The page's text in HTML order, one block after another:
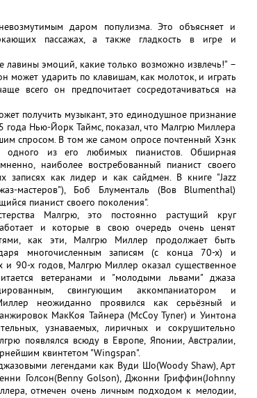
даром популизма. Это объясняет и
пассажах, а также гладкость в игре и
эмоций, какие только возможно извлечь!” –
может ударить по клавишам, как молоток, и играть
всего он предпочитает сосредотачиваться на
получить музыкант, это единодушное признание
года Нью-Йорк Таймс, показал, что Малгрю Миллера
спросом. В том же самом опросе почтенный Хэнк
одного из его любимых пианистов. Обширная
наиболее востребованный пианист своего
записях как лидер и как сайдмен. В книге "Jazz
мастеров"), Боб Блументаль (Вов Blumenthal)
пианист своего поколения".
Малгрю, это постоянно растущий круг
и которые в свою очередь очень ценят
как эти, Малгрю Миллер продолжает быть
многочисленным записям (с конца 70-х) и
90-х годов, Малгрю Миллер оказал существенное
ветеранами и "молодыми львами" джаза
свингующим аккомпаниатором и
неожиданно проявился как серьёзный и
МакКоя Тайнера (McCoy Tyner) и Уинтона
узнаваемых, лиричных и сокрушительно
появлялся всюду в Европе, Японии, Австралии,
квинтетом "Wingspan".
легендами как Вуди Шо(Woody Shaw), Арт
Голсон(Benny Golson), Джонни Гриффин(Johnny
отмечен очень личным подходом к мелодии,